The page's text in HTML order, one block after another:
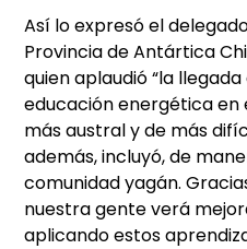
Así lo expresó el
Provincia de Antártica
quien aplaudió “la
educación energética en
más austral y de más
además, incluyó, de
comunidad yagán.
nuestra gente verá
aplicando estos